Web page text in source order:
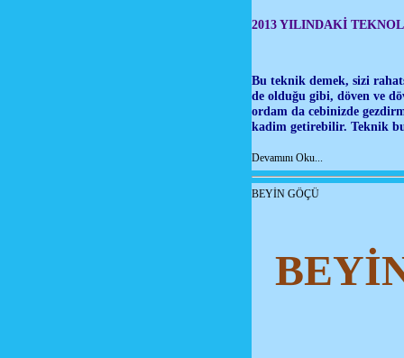
2013 YILINDAKİ
Bu teknik demek, sizi
de olduğu gibi, döven ve
ordam da cebinizde
kadim getirebilir. Teknik
Devamını Oku...
BEYİN GÖÇÜ